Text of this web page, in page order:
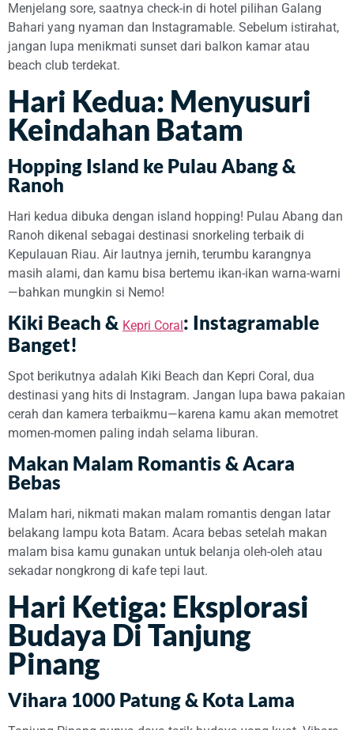
Menjelang sore, saatnya check-in di hotel pilihan Galang
Bahari yang nyaman dan Instagramable. Sebelum istirahat,
jangan lupa menikmati sunset dari balkon kamar atau
beach club terdekat.
Hari Kedua: Menyusuri
Keindahan Batam
Hopping Island ke Pulau Abang &
Ranoh
Hari kedua dibuka dengan island hopping! Pulau Abang dan
Ranoh dikenal sebagai destinasi snorkeling terbaik di
Kepulauan Riau. Air lautnya jernih, terumbu karangnya
masih alami, dan kamu bisa bertemu ikan-ikan warna-warni
—bahkan mungkin si Nemo!
Kiki Beach & Kepri Coral: Instagramable
Banget!
Spot berikutnya adalah Kiki Beach dan Kepri Coral, dua
destinasi yang hits di Instagram. Jangan lupa bawa pakaian
cerah dan kamera terbaikmu—karena kamu akan memotret
momen-momen paling indah selama liburan.
Makan Malam Romantis & Acara
Bebas
Malam hari, nikmati makan malam romantis dengan latar
belakang lampu kota Batam. Acara bebas setelah makan
malam bisa kamu gunakan untuk belanja oleh-oleh atau
sekadar nongkrong di kafe tepi laut.
Hari Ketiga: Eksplorasi
Budaya Di Tanjung
Pinang
Vihara 1000 Patung & Kota Lama